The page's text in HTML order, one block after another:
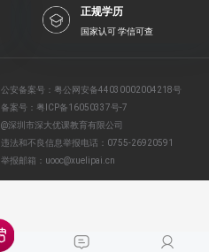
正规学历
国家认可 学信可查
公安备案号： 粤公网安备44030002004218号
备案号： 粤ICP备16050337号-7
@深圳市深大优课教育有限公司
违法和不良信息举报电话： 0755-26920591
举报邮箱： uooc@xuelipai.cn